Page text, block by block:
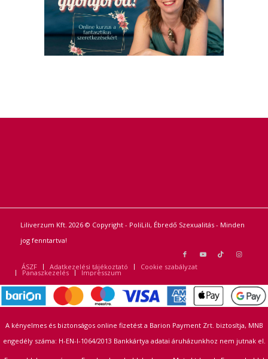
Liliverzum Kft. 2026 © Copyright - PoliLili, Ébredő Szexualitás - Minden
jog fenntartva!
ÁSZF Adatkezelési tájékoztató Cookie szabályzat
Panaszkezelés Impresszum
A kényelmes és biztonságos online fizetést a Barion Payment Zrt. biztosítja, MNB
engedély száma: H-EN-I-1064/2013 Bankkártya adatai áruházunkhoz nem jutnak el.